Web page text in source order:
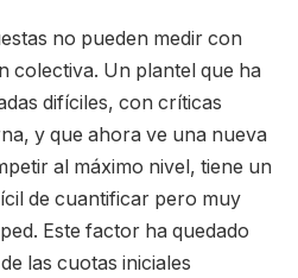
no pueden medir con
colectiva. Un plantel que ha
difíciles, con críticas
y que ahora ve una nueva
al máximo nivel, tiene un
de cuantificar pero muy
Este factor ha quedado
las cuotas iniciales